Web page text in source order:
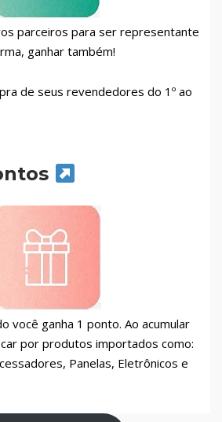
parceiros para ser representante
ganhar também!
de seus revendedores do 1º ao
você ganha 1 ponto. Ao acumular
por produtos importados como:
Panelas, Eletrônicos e